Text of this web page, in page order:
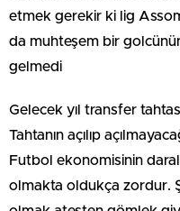
etmek gerekir ki lig
da muhteşem bir
gelmedi
Gelecek yıl transfer
Tahtanın açılıp
Futbol ekonomisinin
olmakta oldukça zordur.